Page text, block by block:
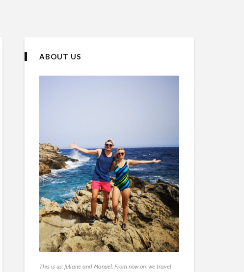
ABOUT US
This is us: Juliane and Manuel. From now on, we travel